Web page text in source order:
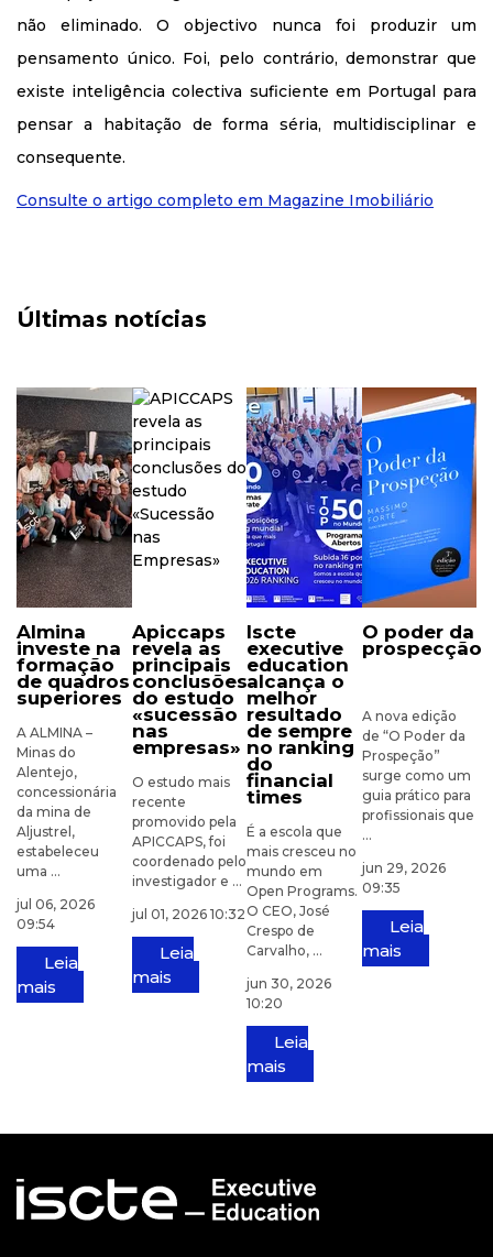
não eliminado. O objectivo nunca foi produzir um
pensamento único. Foi, pelo contrário, demonstrar que
existe inteligência colectiva suficiente em Portugal para
pensar a habitação de forma séria, multidisciplinar e
consequente.
Consulte o artigo completo em Magazine Imobiliário
Últimas notícias
almina
investe na
formação
de quadros
superiores
A ALMINA –
Minas do
Alentejo,
concessionária
da mina de
Aljustrel,
estabeleceu
uma ...
jul 06, 2026
09:54
Leia
mais
apiccaps
revela as
principais
conclusões
do estudo
«sucessão
nas
empresas»
O estudo mais
recente
promovido pela
APICCAPS, foi
coordenado pelo
investigador e ...
jul 01, 2026 10:32
Leia
mais
iscte
executive
education
alcança o
melhor
resultado
de sempre
no ranking
do
financial
times
É a escola que
mais cresceu no
mundo em
Open Programs.
O CEO, José
Crespo de
Carvalho, ...
jun 30, 2026
10:20
Leia
mais
o poder da
prospecção
A nova edição
de “O Poder da
Prospeção”
surge como um
guia prático para
profissionais que
...
jun 29, 2026
09:35
Leia
mais